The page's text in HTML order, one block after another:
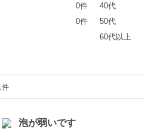
0件
0件
40代
50代
60代以上
件
泡が弱いです